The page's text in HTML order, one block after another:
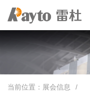
当前位置： 展会信息
/